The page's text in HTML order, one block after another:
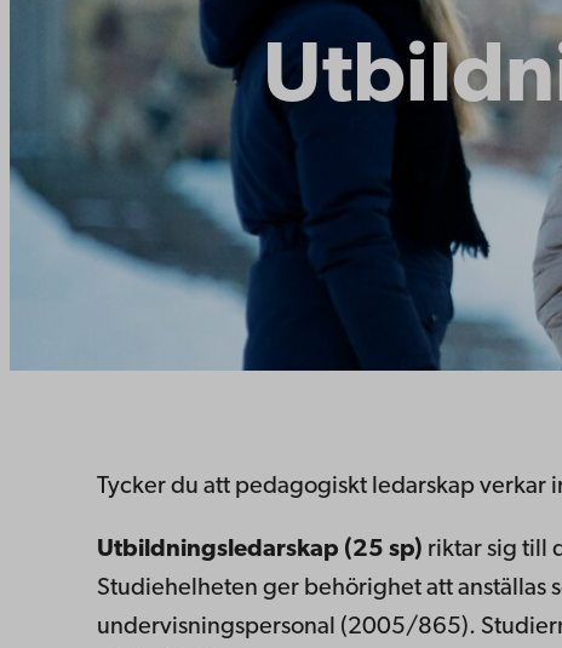
Tycker du att pedagogiskt ledarskap verkar
Utbildningsledarskap (25 sp) riktar sig till
Studiehelheten ger behörighet att
undervisningspersonal (2005/865).